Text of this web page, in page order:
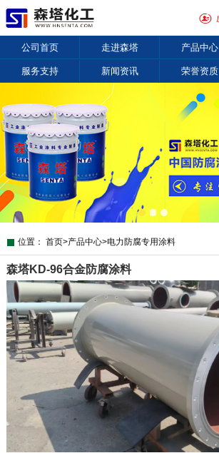
公司首页 走进森塔 产品中心
服务支持 新闻资讯 荣誉资质
位置： 首页>产品中心>电力防腐专用涂料
森塔KD-96合金防腐涂料